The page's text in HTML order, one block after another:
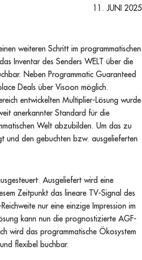
11. JUNI 2025
weiteren Schritt im programmatischen
Inventar des Senders WELT über die
Neben Programmatic Guaranteed
Deals über Visoon möglich.
entwickelten Multiplier-Lösung wurde
anerkannter Standard für die
Welt abzubilden. Um das zu
und den gebuchten bzw. ausgelieferten
Ausgeliefert wird eine
Zeitpunkt das lineare TV-Signal des
nur eine einzige Impression im
kann nun die prognostizierte AGF-
wird das programmatische Ökosystem
flexibel buchbar.